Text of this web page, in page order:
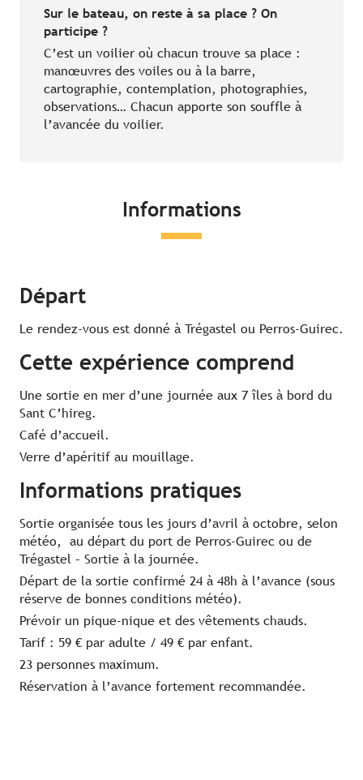
Sur le bateau, on reste à sa place ? On
participe ?
C’est un voilier où chacun trouve sa place :
manœuvres des voiles ou à la barre,
cartographie, contemplation, photographies,
observations… Chacun apporte son souffle à
l’avancée du voilier.
Informations
Départ
Le rendez-vous est donné à Trégastel ou Perros-Guirec.
Cette expérience comprend
Une sortie en mer d’une journée aux 7 îles à bord du
Sant C’hireg.
Café d’accueil.
Verre d’apéritif au mouillage.
Informations pratiques
Sortie organisée tous les jours d’avril à octobre, selon
météo, au départ du port de Perros-Guirec ou de
Trégastel – Sortie à la journée.
Départ de la sortie confirmé 24 à 48h à l’avance (sous
réserve de bonnes conditions météo).
Prévoir un pique-nique et des vêtements chauds.
Tarif : 59 € par adulte / 49 € par enfant.
23 personnes maximum.
Réservation à l’avance fortement recommandée.